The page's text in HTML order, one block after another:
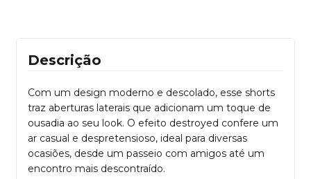
Descrição
Com um design moderno e descolado, esse shorts
traz aberturas laterais que adicionam um toque de
ousadia ao seu look. O efeito destroyed confere um
ar casual e despretensioso, ideal para diversas
ocasiões, desde um passeio com amigos até um
encontro mais descontraído.